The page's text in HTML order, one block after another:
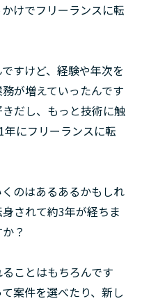
けでフリーランスに転
すけど、経験や年次を
が増えていったんです
だし、もっと技術に触
にフリーランスに転
のはあるあるかもしれ
されて約3年が経ちま
？
ことはもちろんです
案件を選べたり、新し